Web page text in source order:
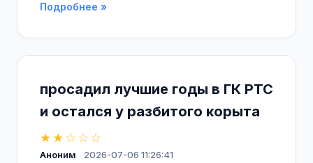
Подробнее »
просадил лучшие годы в ГК РТС
и остался у разбитого корыта
★★☆☆☆
Аноним
2026-07-06 11:26:41